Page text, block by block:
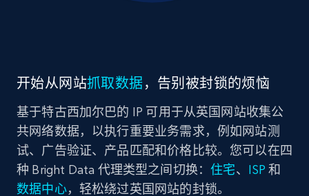
开始从网站抓取数据，告别被封锁的烦恼
基于特古西加尔巴的 IP 可用于从英国网站收集公
共网络数据，以执行重要业务需求，例如网站测
试、广告验证、产品匹配和价格比较。您可以在四
种 Bright Data 代理类型之间切换：住宅、 ISP 和
数据中心，轻松绕过英国网站的封锁。